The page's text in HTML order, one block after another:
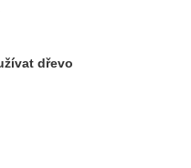
dřevo